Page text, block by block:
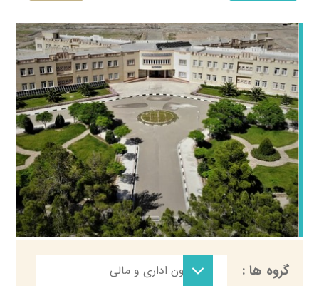
گروه ها : ــ معاون اداری و مالی
ـ گروه فنی و نظارت بر
طرح‌های عمرانی